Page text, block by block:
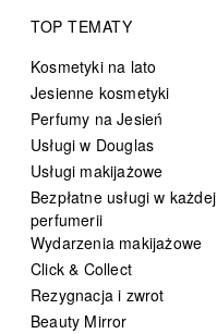
TOP TEMATY
Kosmetyki na lato
Jesienne kosmetyki
Perfumy na Jesień
Usługi w Douglas
Usługi makijażowe
Bezpłatne usługi w każdej
perfumerii
Wydarzenia makijażowe
Click & Collect
Rezygnacja i zwrot
Beauty Mirror